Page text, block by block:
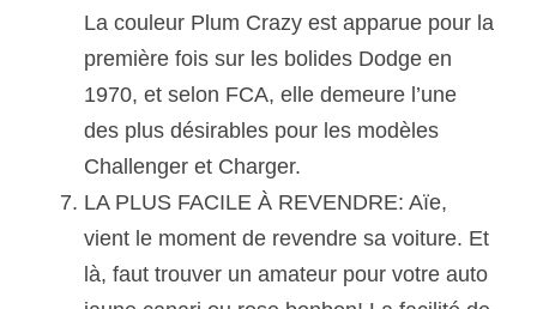
La couleur Plum Crazy est apparue pour la
première fois sur les bolides Dodge en
1970, et selon FCA, elle demeure l’une
des plus désirables pour les modèles
Challenger et Charger.
LA PLUS FACILE À REVENDRE: Aïe,
vient le moment de revendre sa voiture. Et
là, faut trouver un amateur pour votre auto